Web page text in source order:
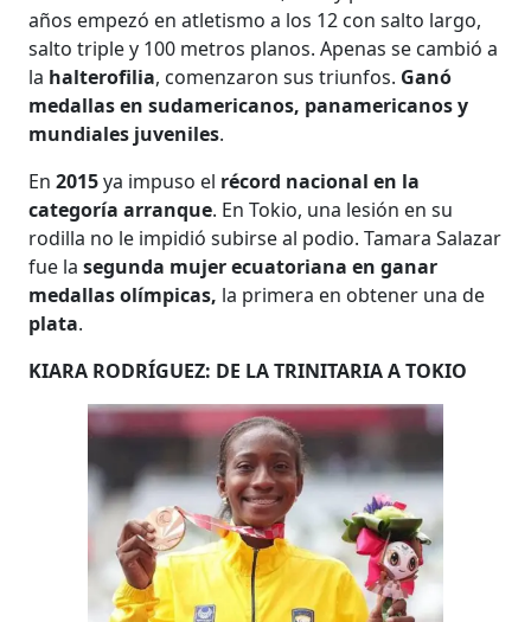
años empezó en atletismo a los 12 con salto largo,
salto triple y 100 metros planos. Apenas se cambió a
la halterofilia, comenzaron sus triunfos. Ganó
medallas en sudamericanos, panamericanos y
mundiales juveniles.
En2015ya impuso el récord nacional en la
categoría arranque. En Tokio, una lesión en su
rodilla no le impidió subirse al podio. Tamara Salazar
fue lasegunda mujer ecuatoriana en ganar
medallas olímpicas, la primera en obtener una de
plata.
KIARA RODRÍGUEZ: DE LA TRINITARIA A TOKIO